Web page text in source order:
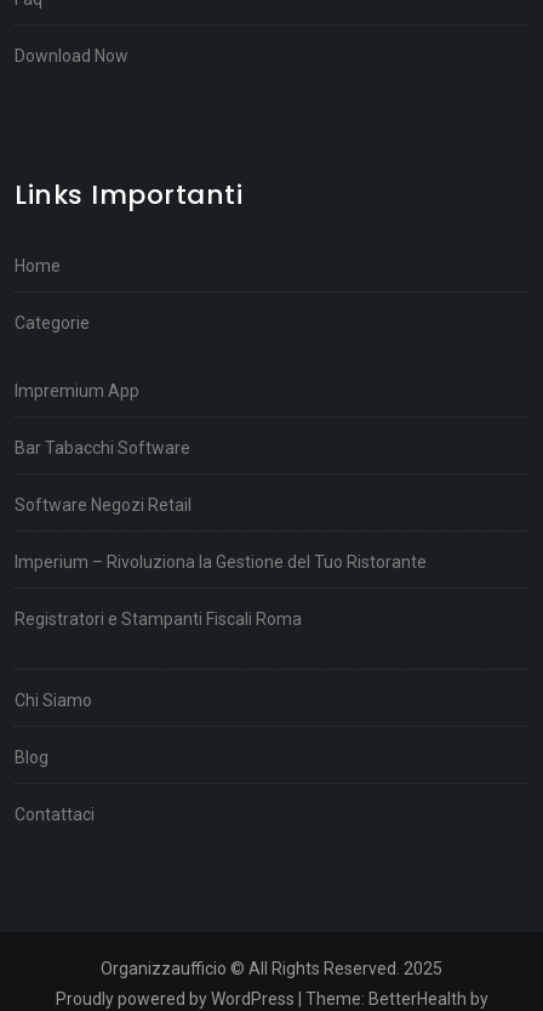
Download Now
Links Importanti
Home
Categorie
Impremium App
Bar Tabacchi Software
Software Negozi Retail
Imperium – Rivoluziona la Gestione del Tuo Ristorante
Registratori e Stampanti Fiscali Roma
Chi Siamo
Blog
Contattaci
Organizzaufficio © All Rights Reserved. 2025
Proudly powered by WordPress
Theme: BetterHealth by